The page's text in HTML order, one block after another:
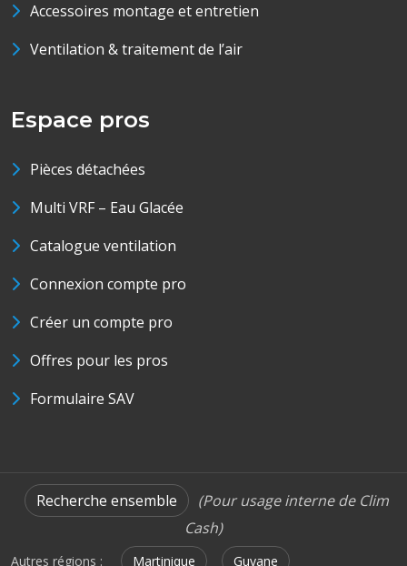
Accessoires montage et entretien
Ventilation & traitement de l’air
Espace pros
Pièces détachées
Multi VRF – Eau Glacée
Catalogue ventilation
Connexion compte pro
Créer un compte pro
Offres pour les pros
Formulaire SAV
Recherche ensemble
(Pour usage interne de Clim
Cash)
Autres régions : Martinique Guyane